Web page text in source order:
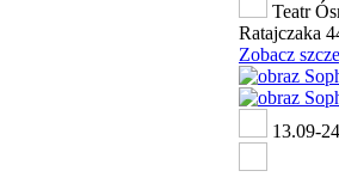
Teatr
Ratajczaka
Zobacz
13.09-